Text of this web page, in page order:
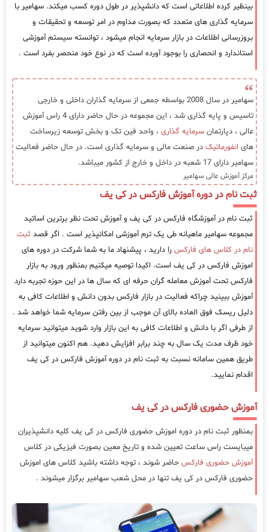
بینظیر کرده اطلاعاتی است که دانشپذیر در طول دوره کسب میکند. سهامیر با
سرمایه گذاری های متعدد که بصورت مداوم در امر توسعه و تحقیقات و
بروزرسانی اطلاعات در بازار سرمایه انجام میشود ، توانسته سیستم آموزشی
استاندارد و انحصاری را بوجود آورده است که در نوع خود منحصر بفرد است .
سهامیر در سال 2008 بواسطه جمعی از سرمایه گذاران داخلی و خارجی
تاسیس و پایه گذاری شد ، این مجموعه در حال حاضر دارای 4 راس آموزش
عالی ، دپارتمان سرمایه گذاری ، واحد فین تک و بخش توسعه زیرساخت
های انفورماتیک در صنعت مالی و سرمایه گذاری است. در حال حاضر فعالیت
سهامیر دارای 17 شعبه در داخل و خارج از کشور میباشد.
مرکز آموزش عالی سهامیر
ثبت نام در دوره آموزش فارکس در کی یف
ثبت نام در آموزشگاه فارکس در کی یف و آموزش تحت نظر برترین اساتید
مجموعه سهامیر ماهیانه طی یک ترم آموزشی امکانپذیر است . اگر قصد ثبت
نام در کلاس های فارکس را دارید ، پیشنهاد ما به شما شرکت در دوره های
اموزش فارکس در کی یف است. اکیدا توصیه میکنیم بمنظور ورود به بازار
فارکس تحت آموزش معامله گران حرفه ای که سال ها در این حوزه تجربه دارد
آموزش ببینید چراکه فعالیت در بازار فارکس بدون دانش و اطلاعات کافی به
دلیل ریسک فوق العاده بالای آن موجب از بین رفتن سرمایه شما خواهد شد .
از طرفی اگر با دانش و اطلاعات کافی به این بازار وارد شوید میتوانید سرمایه
خود ظرف مدت یک سال به چند برابر افزایش دهید. هم اکنون میتوانید از
طریق همین سامانه نسبت به ثبت نام در دوره آموزش فارکس در کی یف
اقدام نمایید.
آموزش حضوری فارکس در کی یف
بمنظور ثبت نام در دوره اموزش حضوری فارکس در کی یف کلیه دانشپذیران
میبایست راس ساعت تعیین شده و تاریخ معین بصورت فیزیکی در کلاس
آموزش حضوری فارکس حاضر شوند ، توجه داشته باشید کلاس های اموزش
حضوری فارکس در کی یف تنها در محل شعب سهامیر برگزار میشوند .